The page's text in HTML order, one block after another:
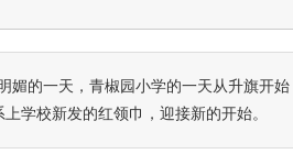
媚的一天，青椒园小学的一天从升旗开
学校新发的红领巾，迎接新的开始。